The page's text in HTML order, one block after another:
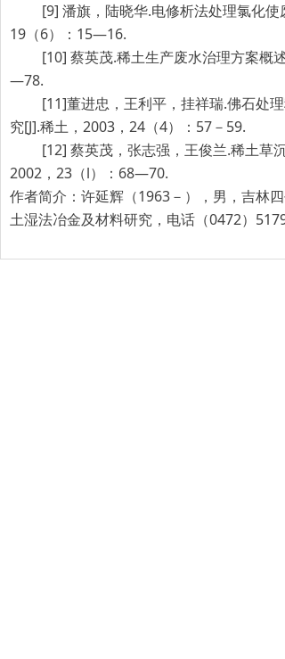
[9] 潘旗，陆晓华.电修析法处理氯化使
19（6）：15—16.
[10] 蔡英茂.稀土生产废水治理方案概述
—78.
[11]董进忠，王利平，挂祥瑞.佛石处理
究[J].稀土，2003，24（4）：57－59.
[12] 蔡英茂，张志强，王俊兰.稀土草沉
2002，23（l）：68—70.
作者简介：许延辉（1963－），男，吉林
土湿法冶金及材料研究，电话（0472）